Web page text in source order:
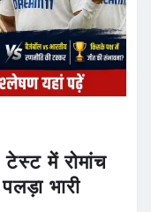
में रोमांच
भारी